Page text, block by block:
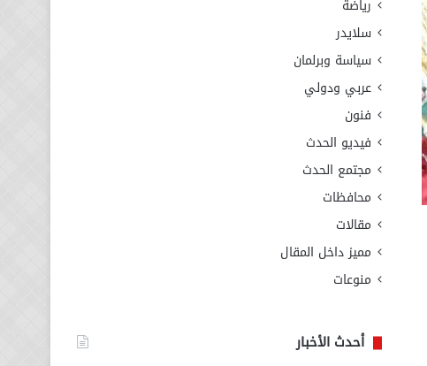
رياضة
سلايدر
سياسة وبرلمان
عربي ودولي
فنون
فيديو الحدث
مجتمع الحدث
محافظات
مقالات
مميز داخل المقال
منوعات
أحدث الأخبار